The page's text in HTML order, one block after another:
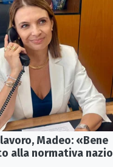
Madeo: «Bene
alla normativa